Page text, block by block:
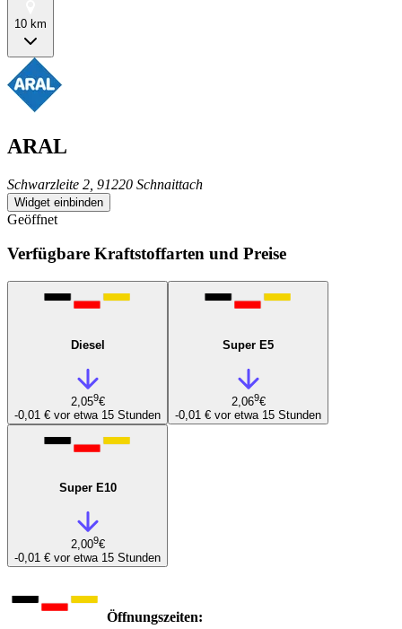
10 km
ARAL
Schwarzleite 2, 91220 Schnaittach
Widget einbinden
Geöffnet
Verfügbare Kraftstoffarten und Preise
Diesel
2,059€
-0,01 € vor etwa 15 Stunden
Super E5
2,069€
-0,01 € vor etwa 15 Stunden
Super E10
2,009€
-0,01 € vor etwa 15 Stunden
Öffnungszeiten: